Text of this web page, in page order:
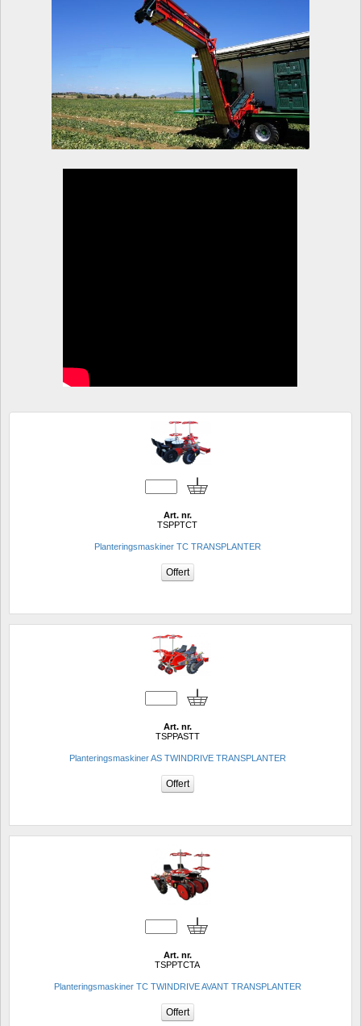
Art. nr.
TSPPTCT
Planteringsmaskiner TC TRANSPLANTER
Art. nr.
TSPPASTT
Planteringsmaskiner AS TWINDRIVE TRANSPLANTER
Art. nr.
TSPPTCTA
Planteringsmaskiner TC TWINDRIVE AVANT TRANSPLANTER